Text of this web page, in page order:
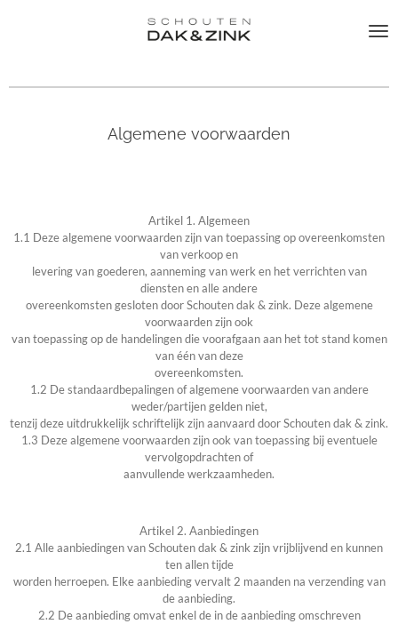
hoofdinhoud
Algemene voorwaarden
Artikel 1. Algemeen
1.1 Deze algemene voorwaarden zijn van toepassing op overeenkomsten
van verkoop en
levering van goederen, aanneming van werk en het verrichten van
diensten en alle andere
overeenkomsten gesloten door Schouten dak & zink. Deze algemene
voorwaarden zijn ook
van toepassing op de handelingen die voorafgaan aan het tot stand komen
van één van deze
overeenkomsten.
1.2 De standaardbepalingen of algemene voorwaarden van andere
weder/partijen gelden niet,
tenzij deze uitdrukkelijk schriftelijk zijn aanvaard door Schouten dak & zink.
1.3 Deze algemene voorwaarden zijn ook van toepassing bij eventuele
vervolgopdrachten of
aanvullende werkzaamheden.
Artikel 2. Aanbiedingen
2.1 Alle aanbiedingen van Schouten dak & zink zijn vrijblijvend en kunnen
ten allen tijde
worden herroepen. Elke aanbieding vervalt 2 maanden na verzending van
de aanbieding.
2.2 De aanbieding omvat enkel de in de aanbieding omschreven